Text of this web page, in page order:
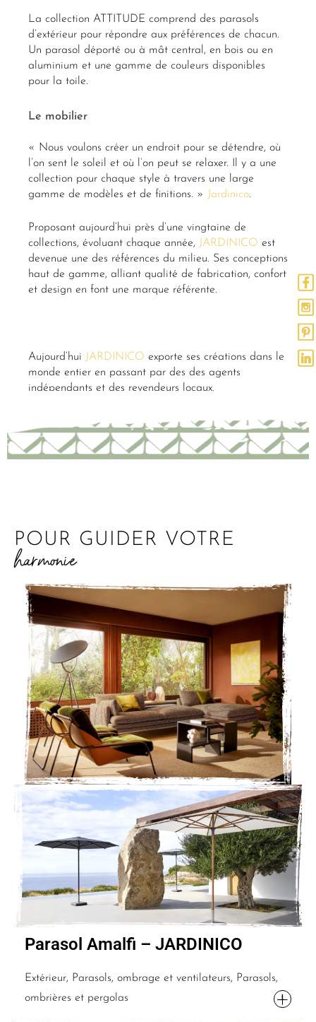
La collection ATTITUDE comprend des parasols
d’extérieur pour répondre aux préférences de chacun.
Un parasol déporté ou à mât central, en bois ou en
aluminium et une gamme de couleurs disponibles
pour la toile.
Le mobilier
« Nous voulons créer un endroit pour se détendre, où
l’on sent le soleil et où l’on peut se relaxer. Il y a une
collection pour chaque style à travers une large
gamme de modèles et de finitions. » Jardinico.
Proposant aujourd’hui près d’une vingtaine de
collections, évoluant chaque année, JARDINICO est
devenue une des références du milieu. Ses conceptions
haut de gamme, alliant qualité de fabrication, confort
et design en font une marque référente.
Aujourd’hui JARDINICO exporte ses créations dans le
monde entier en passant par des des agents
indépendants et des revendeurs locaux.
POUR GUIDER VOTRE
harmonie
Parasol Amalfi – JARDINICO
Extérieur, Parasols, ombrage et ventilateurs, Parasols,
ombrières et pergolas